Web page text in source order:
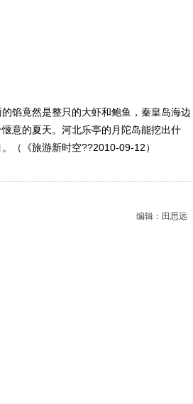
馅竟然是整只的大虾和鲍鱼，秦皇岛海边
意的夏天。河北乐亭的月陀岛能挖出什
（《旅游新时空??2010-09-12）
编辑：田思远